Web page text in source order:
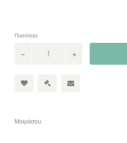
Ποσότητα
Μοιράσου: